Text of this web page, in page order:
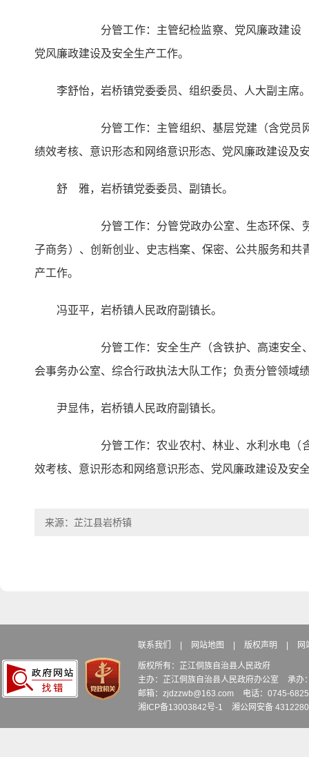
分管工作：主管纪检监察、党风廉政建设（含
党风廉政建设及安全生产工作。
李舒怡，岩桥镇党委委员、组织委员、人大副主席
分管工作：主管组织、基层党建（含党员网格
绩效考核、意识形态和网络意识形态、党风廉政建设及
舒 雅，岩桥镇党委委员、副镇长。
分管工作：分管党政办公室、生态环保、劳动
子商务）、创新创业、史志档案、保密、公共服务和
产工作。
冯亚平，岩桥镇人民政府副镇长。
分管工作：安全生产（含铁护、高速安全、交
会事务办公室、综合行政执法大队工作；负责分管领域
尹显伟，岩桥镇人民政府副镇长。
分管工作：农业农村、林业、水利水电（含防
效考核、意识形态和网络意识形态、党风廉政建设及安
来源：芷江县岩桥镇
联系我们 网站地图 版权声明 网
版权所有：芷江侗族自治县人民政府
主办：芷江侗族自治县人民政府办公室
承办
邮箱：zjdzzwb@163.com
电话：0745-
湘ICP备13003842号-1
湘公网安备